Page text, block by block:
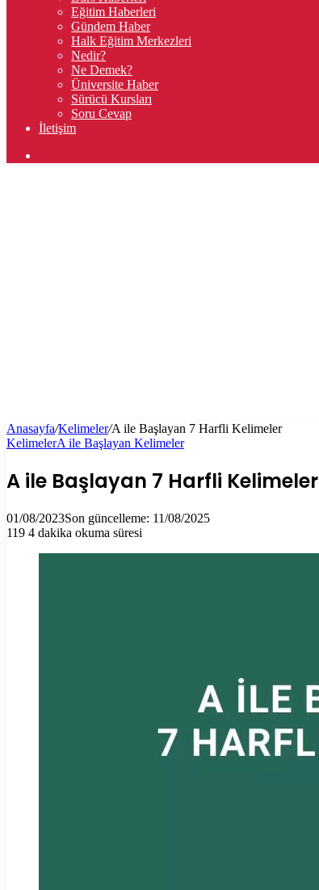
Eğitim Haberleri
Gündem Haber
Halk Eğitim Merkezleri
Nedir?
Ne Demek?
Üniversite Haber
Sürücü Kursları
Soru Cevap
İletişim
Anasayfa/Kelimeler/A ile Başlayan 7 Harfli Kelimeler
KelimelerA ile Başlayan Kelimeler
A ile Başlayan 7 Harfli Kelimeler
01/08/2023Son güncelleme: 11/08/2025
119 4 dakika okuma süresi